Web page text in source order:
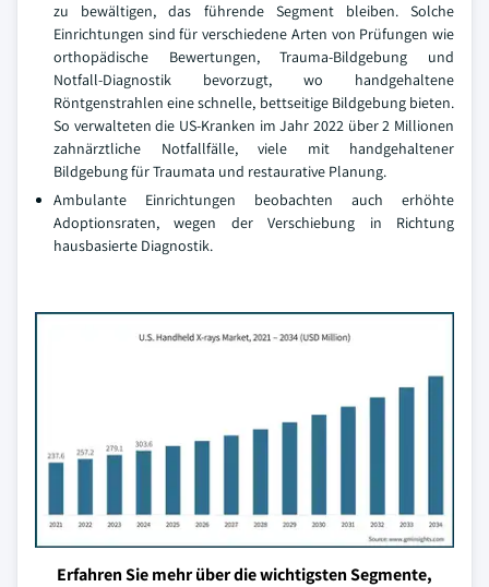
zu bewältigen, das führende Segment bleiben. Solche
Einrichtungen sind für verschiedene Arten von Prüfungen wie
orthopädische Bewertungen, Trauma-Bildgebung und
Notfall-Diagnostik bevorzugt, wo handgehaltene
Röntgenstrahlen eine schnelle, bettseitige Bildgebung bieten.
So verwalteten die US-Kranken im Jahr 2022 über 2 Millionen
zahnärztliche Notfallfälle, viele mit handgehaltener
Bildgebung für Traumata und restaurative Planung.
Ambulante Einrichtungen beobachten auch erhöhte
Adoptionsraten, wegen der Verschiebung in Richtung
hausbasierte Diagnostik.
Erfahren Sie mehr über die wichtigsten Segmente,